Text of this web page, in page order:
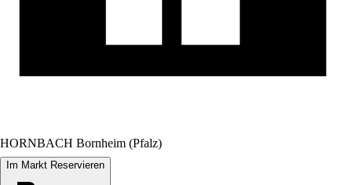
HORNBACH Bornheim (Pfalz)
Im Markt Reservieren